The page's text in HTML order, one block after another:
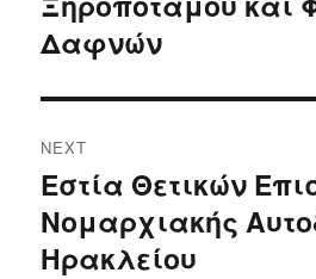
Δαφνών
NEXT
Next
post:
Εστία Θετικών
Νομαρχιακής
Ηρακλείου